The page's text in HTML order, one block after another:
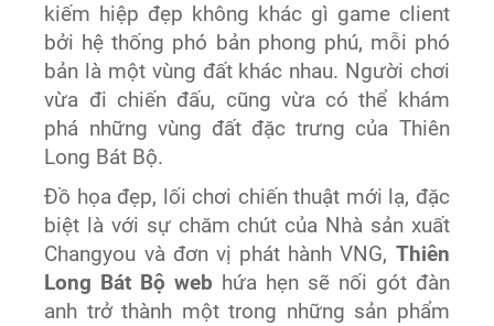
kiếm hiệp đẹp không khác gì game client
bởi hệ thống phó bản phong phú, mỗi phó
bản là một vùng đất khác nhau. Người chơi
vừa đi chiến đấu, cũng vừa có thể khám
phá những vùng đất đặc trưng của Thiên
Long Bát Bộ.
Đồ họa đẹp, lối chơi chiến thuật mới lạ, đặc
biệt là với sự chăm chút của Nhà sản xuất
Changyou và đơn vị phát hành VNG, Thiên
Long Bát Bộ web hứa hẹn sẽ nối gót đàn
anh trở thành một trong những sản phẩm